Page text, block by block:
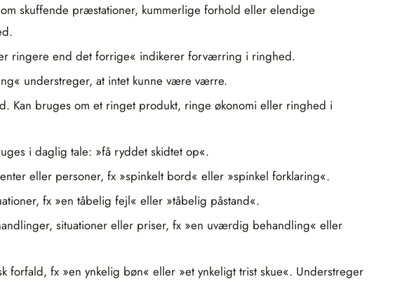
skuffende præstationer, kummerlige forhold eller elendige
ringere end det forrige« indikerer forværring i ringhed.
understreger, at intet kunne være værre.
Kan bruges om et ringet produkt, ringe økonomi eller ringhed i
i daglig tale: »få ryddet skidtet op«.
eller personer, fx »spinkelt bord« eller »spinkel forklaring«.
fx »en tåbelig fejl« eller »tåbelig påstand«.
situationer eller priser, fx »en uværdig behandling« eller
fx »en ynkelig bøn« eller »et ynkeligt trist skue«. Understreger